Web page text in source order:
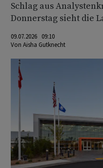
Schlag aus
Donnerstag sieht die
09.07.2026 09:10
Von Aisha Gutknecht